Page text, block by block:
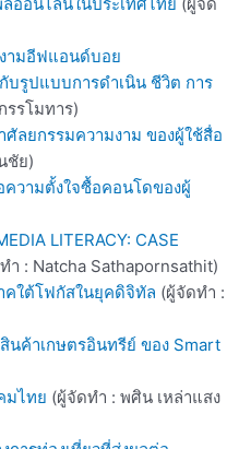
ามอีฟแอนด์บอย
บรูปแบบการดำเนิน ชีวิต การ
รโมทาร)
ลยกรรมความงาม ของผู้ใช้สื่อ
ชัย)
ความตั้งใจซื้อคอนโดของผู้
LITERACY: CASE
ำ : Natcha Sathapornsathit)
คใต้โฟกัสในยุคดิจิทัล (ผู้จัดทำ :
นค้าเกษตรอินทรีย์ ของ Smart
มไทย (ผู้จัดทำ : พศิน เหล่าแสง